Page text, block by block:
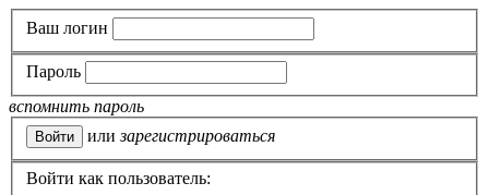
Ваш логин
Пароль
вспомнить пароль
или зарегистрироваться
Войти как пользователь: